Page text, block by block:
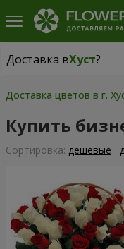
Доставка вХуст?
Доставка вХуст
Доставка цветов в г.
Купить
Cортировка: дешевые